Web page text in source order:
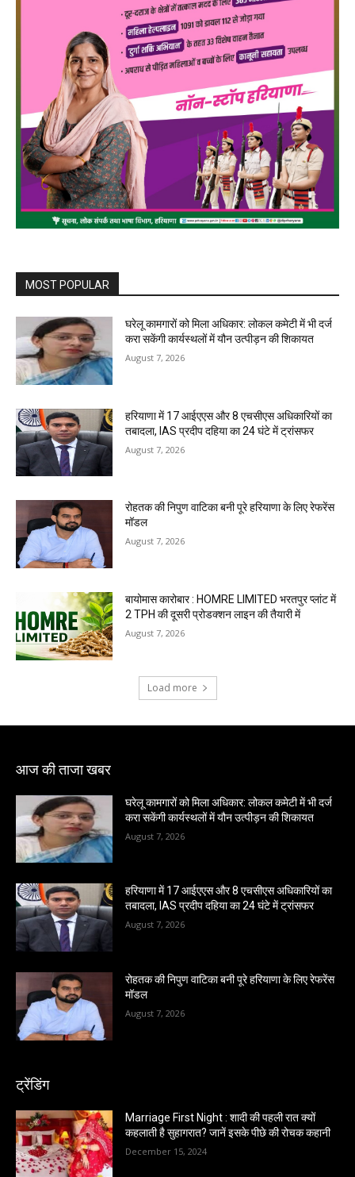
MOST POPULAR
घरेलू कामगारों को मिला अधिकार: लोकल कमेटी में भी दर्ज
करा सकेंगी कार्यस्थलों में यौन उत्पीड़न की शिकायत
August 7, 2026
हरियाणा में 17 आईएएस और 8 एचसीएस अधिकारियों का
तबादला, IAS प्रदीप दहिया का 24 घंटे में ट्रांसफर
August 7, 2026
रोहतक की निपुण वाटिका बनी पूरे हरियाणा के लिए रेफरेंस
मॉडल
August 7, 2026
बायोमास कारोबार : HOMRE LIMITED भरतपुर प्लांट में
2 TPH की दूसरी प्रोडक्शन लाइन की तैयारी में
August 7, 2026
Load more
आज की ताजा खबर
घरेलू कामगारों को मिला अधिकार: लोकल कमेटी में भी दर्ज
करा सकेंगी कार्यस्थलों में यौन उत्पीड़न की शिकायत
August 7, 2026
हरियाणा में 17 आईएएस और 8 एचसीएस अधिकारियों का
तबादला, IAS प्रदीप दहिया का 24 घंटे में ट्रांसफर
August 7, 2026
रोहतक की निपुण वाटिका बनी पूरे हरियाणा के लिए रेफरेंस
मॉडल
August 7, 2026
ट्रेंडिंग
Marriage First Night : शादी की पहली रात क्यों
कहलाती है सुहागरात? जानें इसके पीछे की रोचक कहानी
December 15, 2024